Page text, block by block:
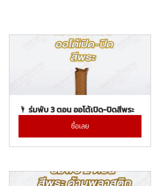
🌂 ร่มพับ 3 ตอน ออโต้เปิด-ปิดสีพระ
ซื้อเลย